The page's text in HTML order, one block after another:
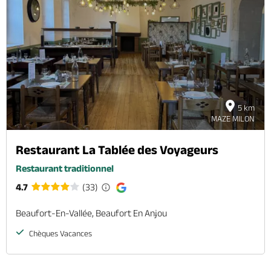
5 km
MAZE MILON
Restaurant La Tablée des Voyageurs
Restaurant traditionnel
4.7
(33)
Beaufort-En-Vallée, Beaufort En Anjou
Chèques Vacances